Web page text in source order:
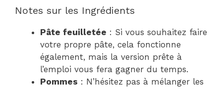
Notes sur les Ingrédients
Pâte feuilletée : Si vous souhaitez faire
votre propre pâte, cela fonctionne
également, mais la version prête à
l’emploi vous fera gagner du temps.
Pommes : N’hésitez pas à mélanger les